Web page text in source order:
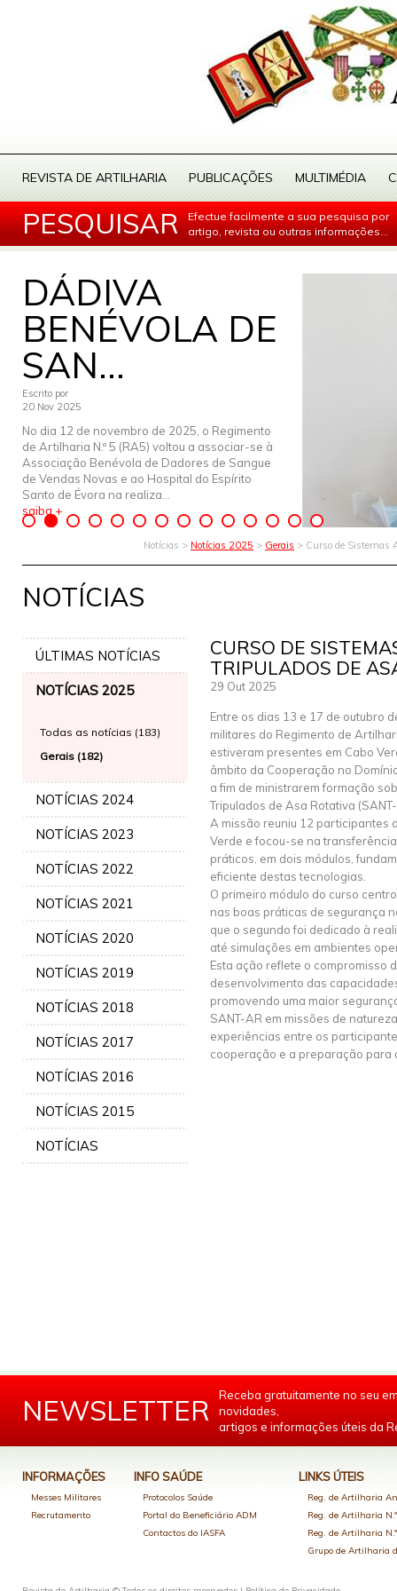
REVISTA DE ARTILHARIA PUBLICAÇÕES MULTIMÉDIA
PESQUISAR
Efectue facilmente a sua pesquisa por
artigo, revista ou outras informações...
DÁDIVA
BENÉVOLA DE
SAN...
Escrito por
20 Nov 2025
No dia 12 de novembro de 2025, o Regimento
de Artilharia N.º 5 (RA5) voltou a associar-se à
Associação Benévola de Dadores de Sangue
de Vendas Novas e ao Hospital do Espírito
Santo de Évora na realiza...
saiba +
Notícias > Notícias 2025 > Gerais > Curso de Sistemas
NOTÍCIAS
ÚLTIMAS NOTÍCIAS
NOTÍCIAS 2025
Todas as notícias (183)
Gerais (182)
NOTÍCIAS 2024
NOTÍCIAS 2023
NOTÍCIAS 2022
NOTÍCIAS 2021
NOTÍCIAS 2020
NOTÍCIAS 2019
NOTÍCIAS 2018
NOTÍCIAS 2017
NOTÍCIAS 2016
NOTÍCIAS 2015
NOTÍCIAS
CURSO DE
TRIPULADOS DE
29 Out 2025
Entre os dias 13 e 17 de outubro
militares do Regimento de
estiveram presentes em Cabo
âmbito da Cooperação no
a fim de ministrarem formação
Tripulados de Asa Rotativa
A missão reuniu 12 participantes
Verde e focou-se na
práticos, em dois módulos,
eficiente destas tecnologias.
O primeiro módulo do curso
nas boas práticas de segurança
que o segundo foi dedicado à
até simulações em ambientes
Esta ação reflete o compromisso
desenvolvimento das
promovendo uma maior
SANT-AR em missões de
experiências entre os
cooperação e a preparação para
NEWSLETTER
Receba gratuitamente no seu
novidades,
artigos e informações úteis da
INFORMAÇÕES
Messes Militares
Recrutamento
INFO SAÚDE
Protocolos Saúde
Portal do Beneficiário ADM
Contactos do IASFA
LINKS ÚTEIS
Reg. de Artilharia
Reg. de Artilharia
Reg. de Artilharia
Grupo de Artilharia